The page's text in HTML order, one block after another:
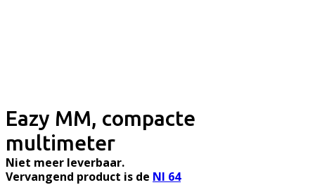
Eazy MM, compacte
multimeter
Niet meer leverbaar.
Vervangend product is de NI 64